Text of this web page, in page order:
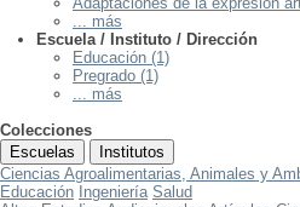
... más
Escuela / Instituto / Dirección
Educación (1)
Pregrado (1)
... más
Colecciones
Escuelas
Institutos
Ciencias Agroalimentarias, Animales y
Educación Ingeniería Salud